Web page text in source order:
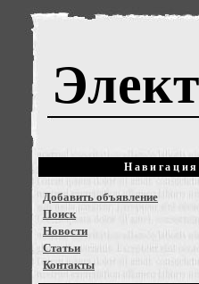
Навигация
Добавить объявление
Поиск
Новости
Статьи
Контакты